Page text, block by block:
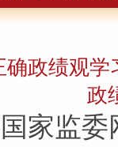
政绩观
政
家监委